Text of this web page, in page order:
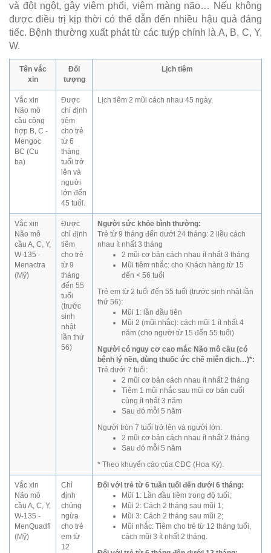
và đột ngột, gây viêm phổi, viêm màng não… Nếu không
được điều trị kịp thời có thể dẫn đến nhiều hậu quả đáng
tiếc. Bệnh thường xuất phát từ các tuýp chính là A, B, C, Y,
W.
Tên vắc
xin
Đối
tượng
Lịch tiêm
Vắc xin
Não mô
cầu cộng
hợp B, C -
Mengoc
BC (Cu
ba)
Được
chỉ định
tiêm
cho trẻ
từ 6
tháng
tuổi trở
lên và
người
lớn đến
45 tuổi.
Lịch tiêm 2 mũi cách nhau 45 ngày.
Vắc xin
Não mô
cầu A, C, Y,
W-135 -
Menactra
(Mỹ)
Được
chỉ định
tiêm
cho trẻ
từ 9
tháng
đến 55
tuổi
(trước
sinh
nhật
lần thứ
56)
Người sức khỏe bình thường:
Trẻ từ 9 tháng đến dưới 24 tháng: 2 liều cách
nhau ít nhất 3 tháng
2 mũi cơ bản cách nhau ít nhất 3 tháng
Mũi tiêm nhắc: cho Khách hàng từ 15
đến < 56 tuổi
Trẻ em từ 2 tuổi đến 55 tuổi (trước sinh nhật lần
thứ 56):
Mũi 1: lần đầu tiên
Mũi 2 (mũi nhắc): cách mũi 1 ít nhất 4
năm (cho người từ 15 đến 55 tuổi)
Người có nguy cơ cao mắc Não mô cầu (có
bệnh lý nền, dùng thuốc ức chế miễn dịch…)*:
Trẻ dưới 7 tuổi:
2 mũi cơ bản cách nhau ít nhất 2 tháng
Tiêm 1 mũi nhắc sau mũi cơ bản cuối
cùng ít nhất 3 năm
Sau đó mỗi 5 năm
Người tròn 7 tuổi trở lên và người lớn:
2 mũi cơ bản cách nhau ít nhất 2 tháng
Sau đó mỗi 5 năm
* Theo khuyến cáo của CDC (Hoa Kỳ).
Vắc xin
Não mô
cầu A, C, Y,
W-135 -
MenQuadfi
(Mỹ)
Chỉ
định
chủng
ngừa
cho trẻ
em từ
12
Đối với trẻ từ 6 tuần tuổi đến dưới 6 tháng:
Mũi 1: Lần đầu tiêm trong độ tuổi;
Mũi 2: Cách 2 tháng sau mũi 1;
Mũi 3: Cách 2 tháng sau mũi 2;
Mũi nhắc: Tiêm cho trẻ từ 12 tháng tuổi,
cách mũi 3 ít nhất 2 tháng.